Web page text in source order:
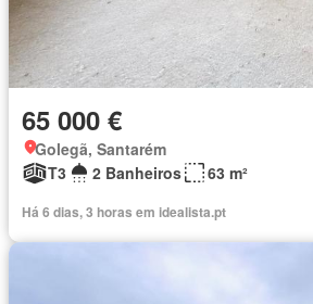
65 000 €
Golegã, Santarém
T3
2 Banheiros 63 m²
Há 6 dias, 3 horas em idealista.pt